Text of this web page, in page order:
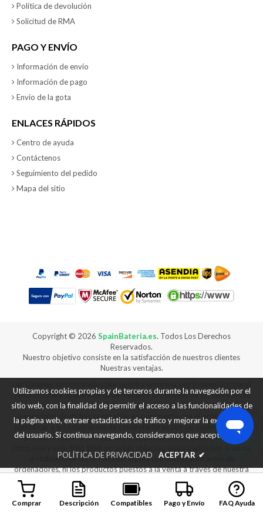
Comprar Descripción Compatibles Pago y Envío FAQ Ayuda
Política de devolución
Solicitud de RMA
PAGO Y ENVÍO
Información de envío
Información de pago
Envio de la gota
ENLACES RÁPIDOS
Centro de ayuda
Contáctenos
Seguimiento del pedido
Mapa del sitio
Copyright © 2026 SpainBateria.es. Todos Los Derechos
Reservados.
Nuestro objetivo consiste en la satisfacción de nuestros clientes
Nuestras ventajas.
vendidos para su uso con determinados productos de los fabricantes
de ordenadores, y cualquier referencia a productos o marcas
comerciales de dichas compañías es puramente con el propósito de
identificar a los fabricantes de computadoras con las cuales nuestros
productos [son el reemplazo para] puede ser utilizado. Nuestra
distribuidores de, ni relación alguna con estos fabricantes de
ordenadores, ni los productos puestos a la venta a través de nuestra
web son fabricados ni vendidos con la autorización de los fabricantes
de los equipos con los que nuestros productos [son reemplazo para]
se puede utilizar.
Utilizamos cookies propias y de terceros durante la navegación por el
sitio web, con la finalidad de permitir el acceso a las funcionalidades de
la página web, extraer estadísticas de tráfico y mejorar la experiencia
del usuario. Si continua navegando, consideramos que acepta su uso.
POLÍTICA DE PRIVACIDAD ACEPTAR ✔